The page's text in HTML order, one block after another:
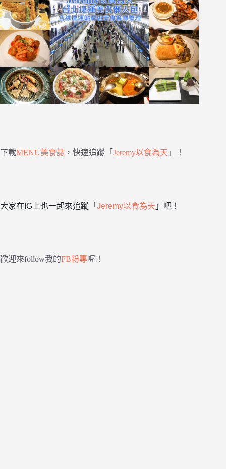
下載MENU美食誌 ，快速追蹤「 Jeremy以食為天 」！
大家在IG上也一起來追蹤「 Jeremy以食為天 」吧！
歡迎來follow我的FB粉專喔！